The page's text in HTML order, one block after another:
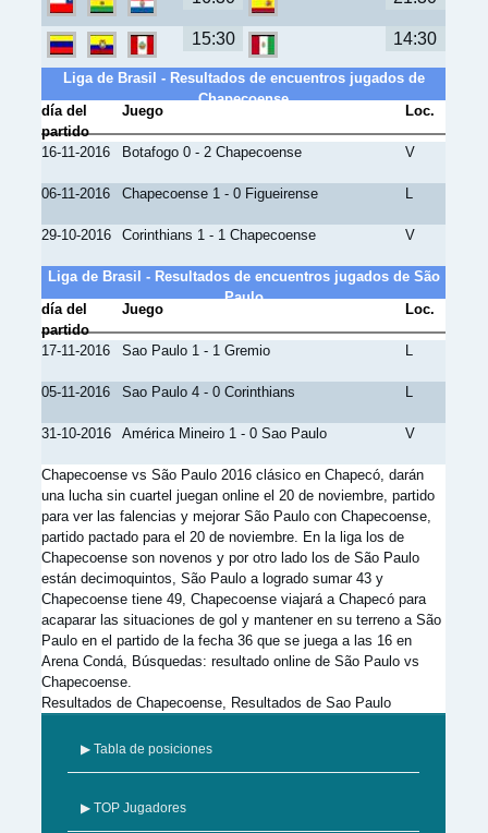
15:30 14:30
Liga de Brasil - Resultados de encuentros jugados de
Chapecoense
día del
partido
Juego Loc.
16-11-2016 Botafogo 0 - 2 Chapecoense V
06-11-2016 Chapecoense 1 - 0 Figueirense L
29-10-2016 Corinthians 1 - 1 Chapecoense V
Liga de Brasil - Resultados de encuentros jugados de São
Paulo
día del
partido
Juego Loc.
17-11-2016 Sao Paulo 1 - 1 Gremio L
05-11-2016 Sao Paulo 4 - 0 Corinthians L
31-10-2016 América Mineiro 1 - 0 Sao Paulo V
Chapecoense vs São Paulo 2016 clásico en Chapecó, darán
una lucha sin cuartel juegan online el 20 de noviembre, partido
para ver las falencias y mejorar São Paulo con Chapecoense,
partido pactado para el 20 de noviembre. En la liga los de
Chapecoense son novenos y por otro lado los de São Paulo
están decimoquintos, São Paulo a logrado sumar 43 y
Chapecoense tiene 49, Chapecoense viajará a Chapecó para
acaparar las situaciones de gol y mantener en su terreno a São
Paulo en el partido de la fecha 36 que se juega a las 16 en
Arena Condá, Búsquedas: resultado online de São Paulo vs
Chapecoense.
Resultados de Chapecoense, Resultados de Sao Paulo
▶ Tabla de posiciones
▶ TOP Jugadores